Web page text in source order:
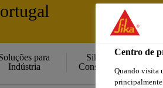
para
Indústria
Sika
Consigo
Cidade
Sika
Centro de
Quando visita
principalmente